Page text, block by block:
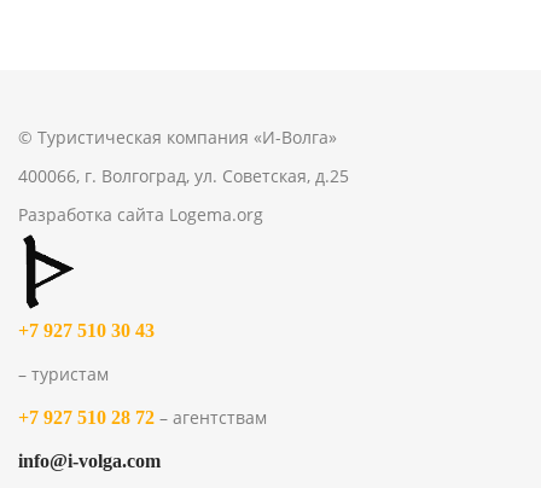
© Туристическая компания «И-Волга»
400066, г. Волгоград, ул. Советская, д.25
Разработка сайта Logema.org
+7 927 510 30 43
– туристам
+7 927 510 28 72 – агентствам
info@i-volga.com